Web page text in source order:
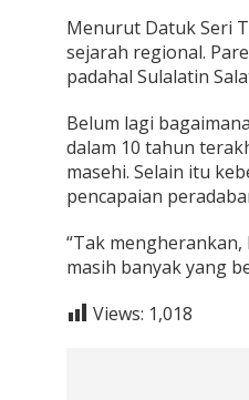
Menurut Datuk Seri
sejarah regional.
padahal Sulalatin
Belum lagi
dalam 10 tahun
masehi. Selain itu
pencapaian
“Tak
masih banyak yang
Views: 1,018